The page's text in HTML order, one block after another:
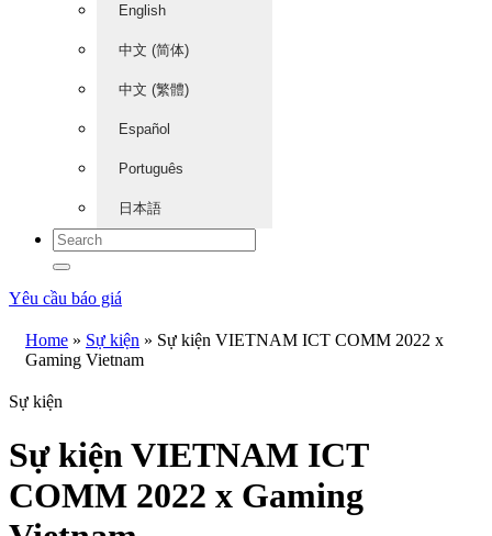
English
中文 (简体)
中文 (繁體)
Español
Português
日本語
Yêu cầu báo giá
Home » Sự kiện » Sự kiện VIETNAM ICT COMM 2022 x
Gaming Vietnam
Sự kiện
Sự kiện VIETNAM ICT
COMM 2022 x Gaming